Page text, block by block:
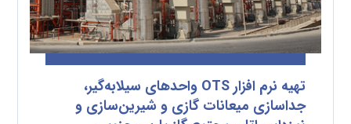
تهیه نرم افزار OTS واحدهای سیلابه‌گیر،
جداسازی میعانات گازی و شیرین‌سازی و